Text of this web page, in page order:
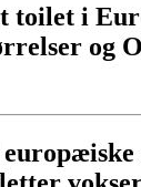
toilet i
og